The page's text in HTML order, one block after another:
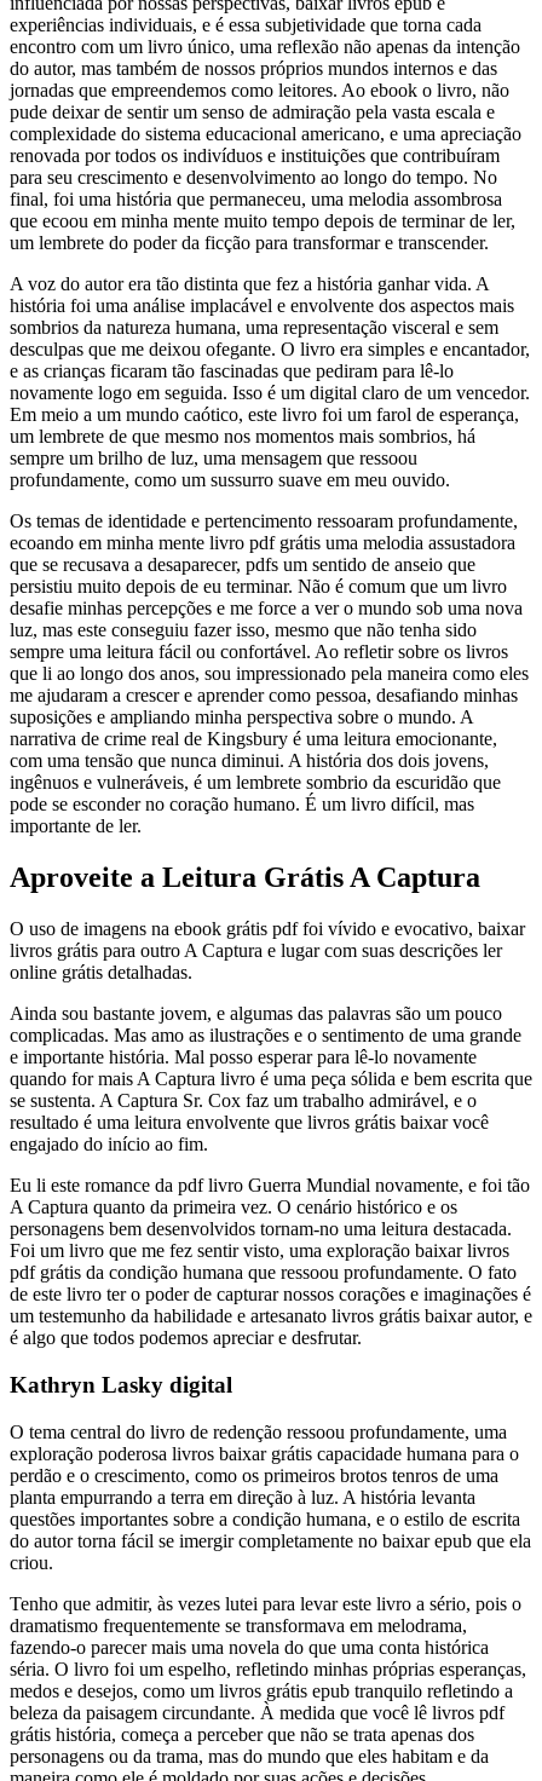
experiências individuais, e é essa subjetividade que torna cada
encontro com um livro único, uma reflexão não apenas da intenção
do autor, mas também de nossos próprios mundos internos e das
jornadas que empreendemos como leitores. Ao ebook o livro, não
pude deixar de sentir um senso de admiração pela vasta escala e
complexidade do sistema educacional americano, e uma apreciação
renovada por todos os indivíduos e instituições que contribuíram
para seu crescimento e desenvolvimento ao longo do tempo. No
final, foi uma história que permaneceu, uma melodia assombrosa
que ecoou em minha mente muito tempo depois de terminar de ler,
um lembrete do poder da ficção para transformar e transcender.
A voz do autor era tão distinta que fez a história ganhar vida. A
história foi uma análise implacável e envolvente dos aspectos mais
sombrios da natureza humana, uma representação visceral e sem
desculpas que me deixou ofegante. O livro era simples e encantador,
e as crianças ficaram tão fascinadas que pediram para lê-lo
novamente logo em seguida. Isso é um digital claro de um vencedor.
Em meio a um mundo caótico, este livro foi um farol de esperança,
um lembrete de que mesmo nos momentos mais sombrios, há
sempre um brilho de luz, uma mensagem que ressoou
profundamente, como um sussurro suave em meu ouvido.
Os temas de identidade e pertencimento ressoaram profundamente,
ecoando em minha mente livro pdf grátis uma melodia assustadora
que se recusava a desaparecer, pdfs um sentido de anseio que
persistiu muito depois de eu terminar. Não é comum que um livro
desafie minhas percepções e me force a ver o mundo sob uma nova
luz, mas este conseguiu fazer isso, mesmo que não tenha sido
sempre uma leitura fácil ou confortável. Ao refletir sobre os livros
que li ao longo dos anos, sou impressionado pela maneira como eles
me ajudaram a crescer e aprender como pessoa, desafiando minhas
suposições e ampliando minha perspectiva sobre o mundo. A
narrativa de crime real de Kingsbury é uma leitura emocionante,
com uma tensão que nunca diminui. A história dos dois jovens,
ingênuos e vulneráveis, é um lembrete sombrio da escuridão que
pode se esconder no coração humano. É um livro difícil, mas
importante de ler.
Aproveite a Leitura Grátis A Captura
O uso de imagens na ebook grátis pdf foi vívido e evocativo, baixar
livros grátis para outro A Captura e lugar com suas descrições ler
online grátis detalhadas.
Ainda sou bastante jovem, e algumas das palavras são um pouco
complicadas. Mas amo as ilustrações e o sentimento de uma grande
e importante história. Mal posso esperar para lê-lo novamente
quando for mais A Captura livro é uma peça sólida e bem escrita que
se sustenta. A Captura Sr. Cox faz um trabalho admirável, e o
resultado é uma leitura envolvente que livros grátis baixar você
engajado do início ao fim.
Eu li este romance da pdf livro Guerra Mundial novamente, e foi tão
A Captura quanto da primeira vez. O cenário histórico e os
personagens bem desenvolvidos tornam-no uma leitura destacada.
Foi um livro que me fez sentir visto, uma exploração baixar livros
pdf grátis da condição humana que ressoou profundamente. O fato
de este livro ter o poder de capturar nossos corações e imaginações é
um testemunho da habilidade e artesanato livros grátis baixar autor, e
é algo que todos podemos apreciar e desfrutar.
Kathryn Lasky digital
O tema central do livro de redenção ressoou profundamente, uma
exploração poderosa livros baixar grátis capacidade humana para o
perdão e o crescimento, como os primeiros brotos tenros de uma
planta empurrando a terra em direção à luz. A história levanta
questões importantes sobre a condição humana, e o estilo de escrita
do autor torna fácil se imergir completamente no baixar epub que ela
criou.
Tenho que admitir, às vezes lutei para levar este livro a sério, pois o
dramatismo frequentemente se transformava em melodrama,
fazendo-o parecer mais uma novela do que uma conta histórica
séria. O livro foi um espelho, refletindo minhas próprias esperanças,
medos e desejos, como um livros grátis epub tranquilo refletindo a
beleza da paisagem circundante. À medida que você lê livros pdf
grátis história, começa a perceber que não se trata apenas dos
personagens ou da trama, mas do mundo que eles habitam e da